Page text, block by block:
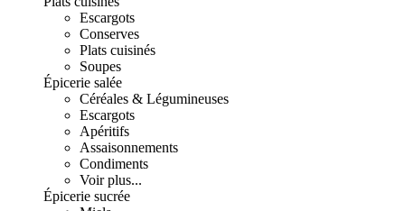
Escargots
Conserves
Plats cuisinés
Soupes
Épicerie salée
Céréales & Légumineuses
Escargots
Apéritifs
Assaisonnements
Condiments
Voir plus...
Épicerie sucrée